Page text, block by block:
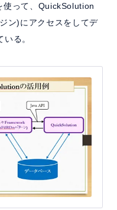
使って、QuickSolution
ン)にアクセスをしてデ
る。